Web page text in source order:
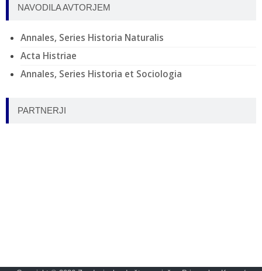
NAVODILA AVTORJEM
Annales, Series Historia Naturalis
Acta Histriae
Annales, Series Historia et Sociologia
PARTNERJI